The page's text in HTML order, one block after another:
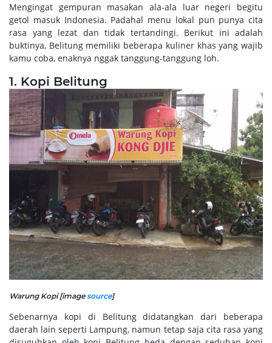
Mengingat gempuran masakan ala-ala luar negeri begitu
getol masuk Indonesia. Padahal menu lokal pun punya cita
rasa yang lezat dan tidak tertandingi. Berikut ini adalah
buktinya, Belitung memiliki beberapa kuliner khas yang wajib
kamu coba, enaknya nggak tanggung-tanggung loh.
1. Kopi Belitung
Warung Kopi [image source]
Sebenarnya kopi di Belitung didatangkan dari beberapa
daerah lain seperti Lampung, namun tetap saja cita rasa yang